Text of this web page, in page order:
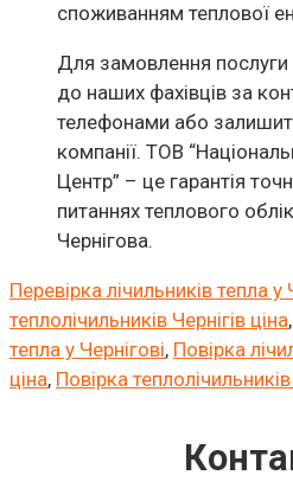
споживанням теплової
Для замовлення послуги
до наших фахівців за
телефонами або
компанії. ТОВ
Центр” – це гарантія
питаннях теплового
Чернігова.
Перевірка лічильників тепла у
теплолічильників Чернігів ціна,
тепла у Чернігові, Повірка
ціна, Повірка теплолічильників